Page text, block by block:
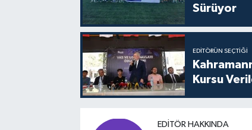
Sürüyor
EDITÖRÜN SEÇTIĞI
Kursu
EDITÖR HAKKINDA